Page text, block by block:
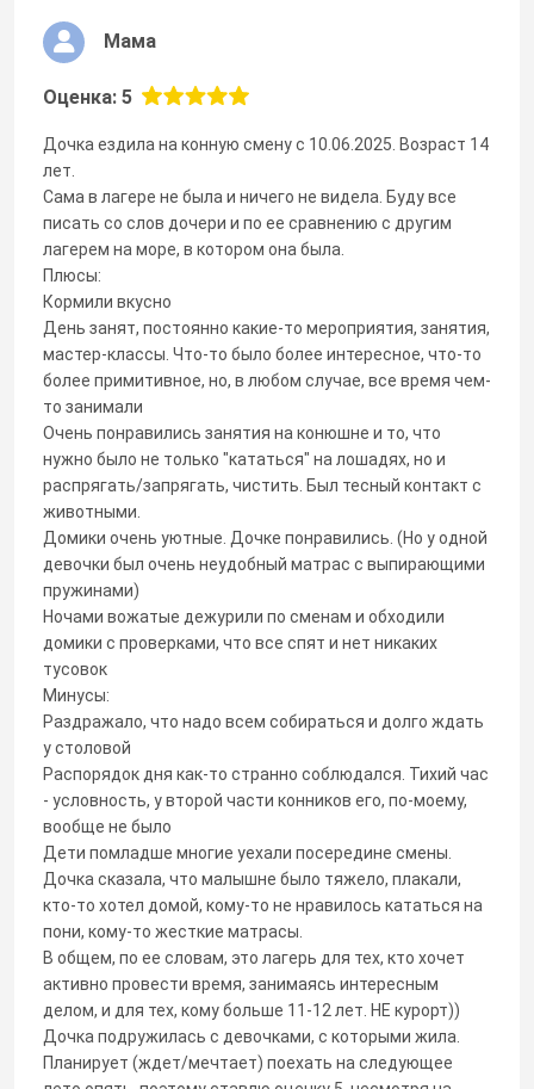
Мама
Оценка: 5
Дочка ездила на конную смену с 10.06.2025. Возраст 14
лет.
Сама в лагере не была и ничего не видела. Буду все
писать со слов дочери и по ее сравнению с другим
лагерем на море, в котором она была.
Плюсы:
Кормили вкусно
День занят, постоянно какие-то мероприятия, занятия,
мастер-классы. Что-то было более интересное, что-то
более примитивное, но, в любом случае, все время чем-
то занимали
Очень понравились занятия на конюшне и то, что
нужно было не только "кататься" на лошадях, но и
распрягать/запрягать, чистить. Был тесный контакт с
животными.
Домики очень уютные. Дочке понравились. (Но у одной
девочки был очень неудобный матрас с выпирающими
пружинами)
Ночами вожатые дежурили по сменам и обходили
домики с проверками, что все спят и нет никаких
тусовок
Минусы:
Раздражало, что надо всем собираться и долго ждать
у столовой
Распорядок дня как-то странно соблюдался. Тихий час
- условность, у второй части конников его, по-моему,
вообще не было
Дети помладше многие уехали посередине смены.
Дочка сказала, что малышне было тяжело, плакали,
кто-то хотел домой, кому-то не нравилось кататься на
пони, кому-то жесткие матрасы.
В общем, по ее словам, это лагерь для тех, кто хочет
активно провести время, занимаясь интересным
делом, и для тех, кому больше 11-12 лет. НЕ курорт))
Дочка подружилась с девочками, с которыми жила.
Планирует (ждет/мечтает) поехать на следующее